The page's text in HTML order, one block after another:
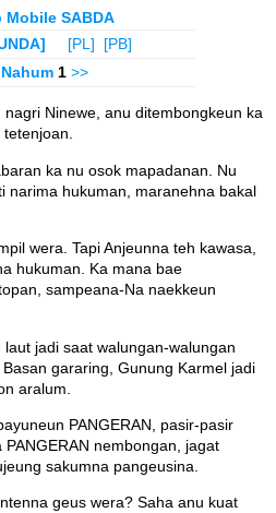
Mobile SABDA
[PL]
[PB]
Nahum 1 >>
Ninewe, anu ditembongkeun ka
tetenjoan.
ka nu osok mapadanan. Nu
narima hukuman, maranehna bakal
wera. Tapi Anjeunna teh kawasa,
hukuman. Ka mana bae
sampeana-Na naekkeun
jadi saat walungan-walungan
gararing, Gunung Karmel jadi
aralum.
PANGERAN, pasir-pasir
nembongan, jagat
sakumna pangeusina.
geus wera? Saha anu kuat